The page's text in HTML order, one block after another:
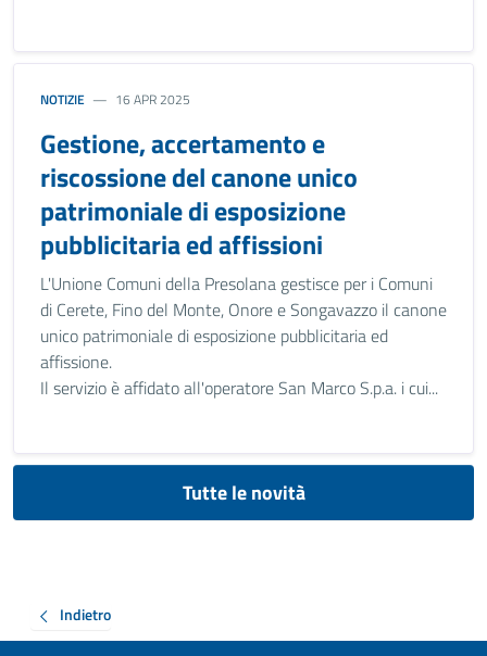
NOTIZIE 16 APR 2025
Gestione, accertamento e
riscossione del canone unico
patrimoniale di esposizione
pubblicitaria ed affissioni
L'Unione Comuni della Presolana gestisce per i Comuni
di Cerete, Fino del Monte, Onore e Songavazzo il canone
unico patrimoniale di esposizione pubblicitaria ed
affissione.
Il servizio è affidato all'operatore San Marco S.p.a. i cui...
Tutte le novità
Indietro